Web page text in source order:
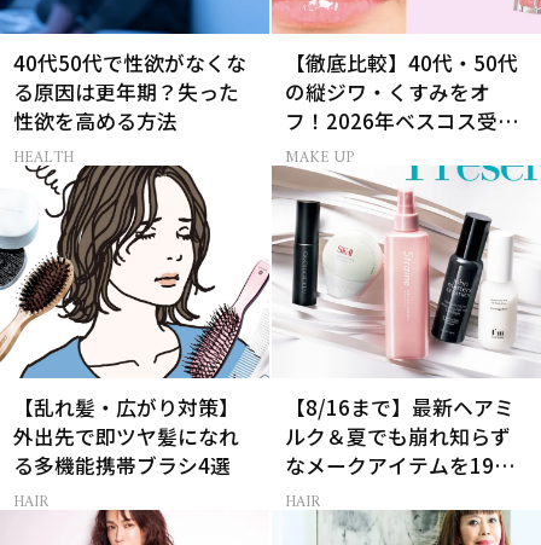
40代50代で性欲がなくな
る原因は更年期？失った
性欲を高める方法
HEALTH
【徹底比較】40代・50代
の縦ジワ・くすみをオ
フ！2026年ベスコス受賞
リキッドルージュ3選
MAKE UP
【乱れ髪・広がり対策】
外出先で即ツヤ髪になれ
る多機能携帯ブラシ4選
HAIR
【8/16まで】最新ヘアミ
ルク＆夏でも崩れ知らず
なメークアイテムを19名
様にプレゼント！
HAIR